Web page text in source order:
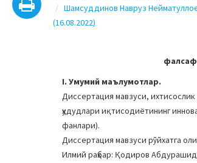
Шамсуддинов Навруз
(16.08.2022)
I. Умумий маълумотлар.
Диссертация мавзуси,
ҳудудлари иқтисодиётининг
фанлари).
Диссертация мавзуси рўйхатга
Илмий раҳбар: Қодиров